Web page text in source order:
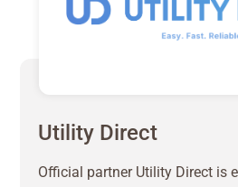
Utility Direct
Official partner Utility Direct is